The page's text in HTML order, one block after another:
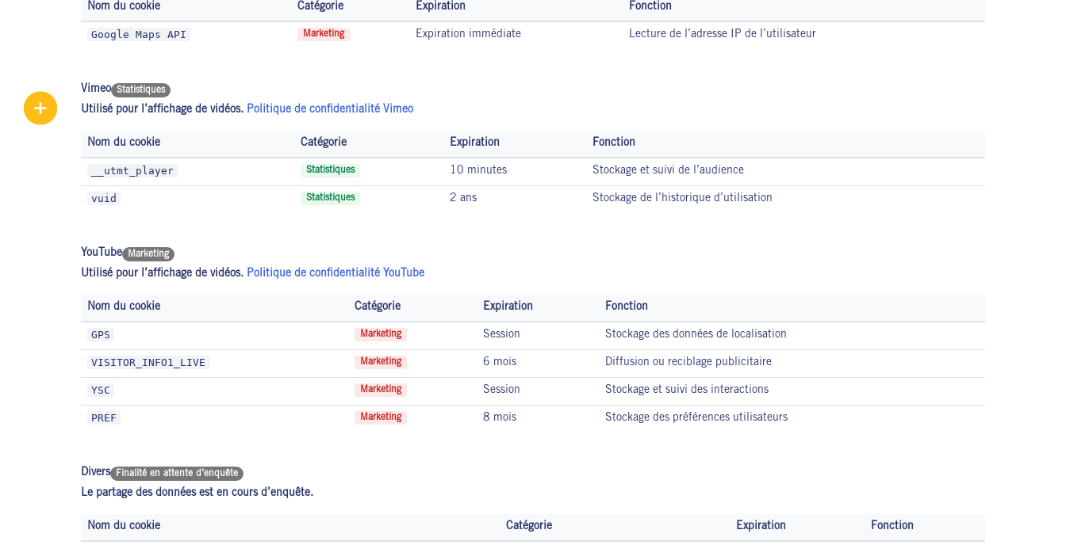
Nom du cookie Catégorie Expiration Fonction
Google Maps API Marketing Expiration immédiate Lecture de l’adresse IP de l’utilisateur
Vimeo Statistiques
Utilisé pour l’affichage de vidéos. Politique de confidentialité Vimeo
Nom du cookie Catégorie Expiration Fonction
__utmt_player Statistiques 10 minutes Stockage et suivi de l’audience
vuid Statistiques 2 ans Stockage de l’historique d’utilisation
YouTube Marketing
Utilisé pour l’affichage de vidéos. Politique de confidentialité YouTube
Nom du cookie Catégorie Expiration Fonction
GPS Marketing Session Stockage des données de localisation
VISITOR_INFO1_LIVE Marketing 6 mois Diffusion ou reciblage publicitaire
YSC Marketing Session Stockage et suivi des interactions
PREF Marketing 8 mois Stockage des préférences utilisateurs
Divers Finalité en attente d’enquête
Le partage des données est en cours d’enquête.
Nom du cookie Catégorie Expiration Fonction